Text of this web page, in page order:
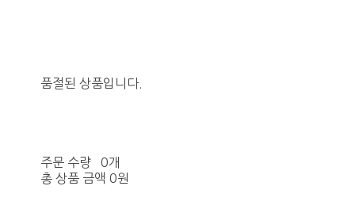
품절된 상품입니다.
주문 수량
0개
총 상품 금액 0원